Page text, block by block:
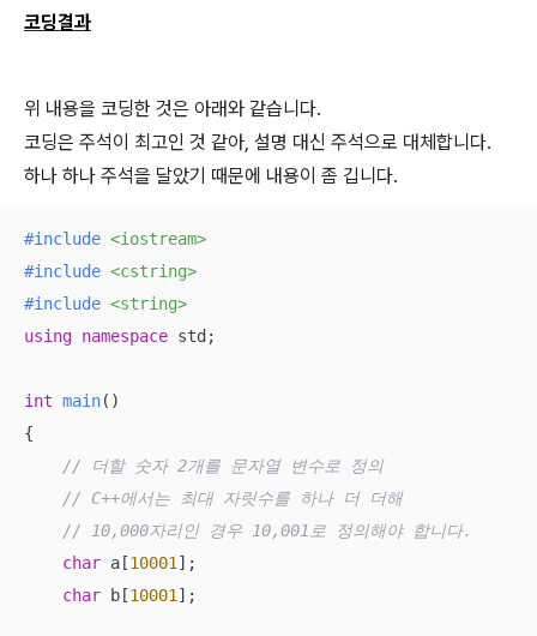
코딩결과
위 내용을 코딩한 것은 아래와 같습니다.
코딩은 주석이 최고인 것 같아, 설명 대신 주석으로 대체합니다.
하나 하나 주석을 달았기 때문에 내용이 좀 깁니다.
#include <iostream>
#include <cstring>
#include <string>
using namespace std;
int main()
{
// 더할 숫자 2개를 문자열 변수로 정의
// C++에서는 최대 자릿수를 하나 더 더해
// 10,000자리인 경우 10,001로 정의해야 합니다.
char a[10001 ];
char b[10001 ];